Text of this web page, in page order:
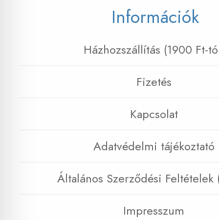
Információk
Házhozszállítás (1900 Ft-
Fizetés
Kapcsolat
Adatvédelmi tájékoztató
Általános Szerződési Feltételek
Impresszum